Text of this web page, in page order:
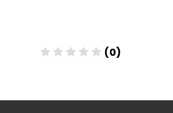
(0)